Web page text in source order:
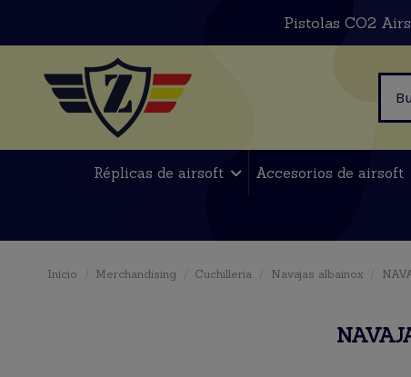
Pistolas CO2
Réplicas de airsoft Accesorios de airsoft
Inicio Merchandising Cuchilleria Navajas albainox